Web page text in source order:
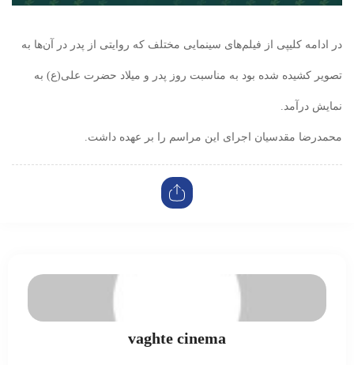
در ادامه کلیپی از فیلم‌های سینمایی مختلف که روایتی از پدر در آن‌ها به
تصویر کشیده شده بود به مناسبت روز پدر و میلاد حضرت علی(ع) به
نمایش درآمد.
محمدرضا مقدسیان اجرای این مراسم را بر عهده داشت.
vaghte cinema